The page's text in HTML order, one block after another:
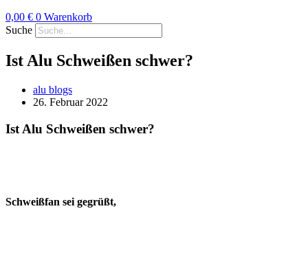
0,00 € 0 Warenkorb
Suche
Ist Alu Schweißen schwer?
alu blogs
26. Februar 2022
Ist Alu Schweißen schwer?
Schweißfan sei gegrüßt,